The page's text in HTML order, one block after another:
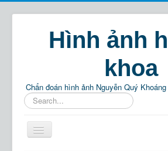
Hình ảnh
khoa
Chẩn đoán hình ảnh Nguyễn Quý
Tìm
kiếm...